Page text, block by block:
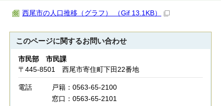
西尾市の人口推移（グラフ） （Gif 13.1KB）
このページに関するお問い合わせ
市民部 市民課
〒445-8501 西尾市寄住町下田22番地
電話
戸籍：0563-65-2100
窓口：0563-65-2101